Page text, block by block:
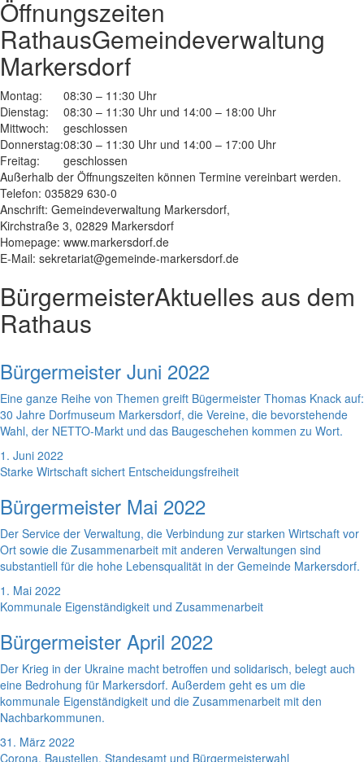
Öffnungszeiten
RathausGemeindeverwaltung
Markersdorf
Montag:
08:30 – 11:30 Uhr
Dienstag:
08:30 – 11:30 Uhr und 14:00 – 18:00 Uhr
Mittwoch:
geschlossen
Donnerstag:08:30 – 11:30 Uhr und 14:00 – 17:00 Uhr
Freitag:
geschlossen
Außerhalb der Öffnungszeiten können Termine vereinbart werden.
Telefon: 035829 630-0
Anschrift: Gemeindeverwaltung Markersdorf,
Kirchstraße 3, 02829 Markersdorf
Homepage: www.markersdorf.de
E-Mail: sekretariat@gemeinde-markersdorf.de
BürgermeisterAktuelles aus dem
Rathaus
Bürgermeister Juni 2022
Eine ganze Reihe von Themen greift Bügermeister Thomas Knack auf:
30 Jahre Dorfmuseum Markersdorf, die Vereine, die bevorstehende
Wahl, der NETTO-Markt und das Baugeschehen kommen zu Wort.
1. Juni 2022
Starke Wirtschaft sichert Entscheidungsfreiheit
Bürgermeister Mai 2022
Der Service der Verwaltung, die Verbindung zur starken Wirtschaft vor
Ort sowie die Zusammenarbeit mit anderen Verwaltungen sind
substantiell für die hohe Lebensqualität in der Gemeinde Markersdorf.
1. Mai 2022
Kommunale Eigenständigkeit und Zusammenarbeit
Bürgermeister April 2022
Der Krieg in der Ukraine macht betroffen und solidarisch, belegt auch
eine Bedrohung für Markersdorf. Außerdem geht es um die
kommunale Eigenständigkeit und die Zusammenarbeit mit den
Nachbarkommunen.
31. März 2022
Corona, Baustellen, Standesamt und Bürgermeisterwahl